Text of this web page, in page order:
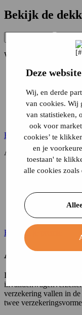
Deze
Wij, en derde
van cookies. Wij
van statistieken,
ook voor
cookies’ te
en je
toestaan' te
alle cookies zoals
Bekijk de
WA (verplicht)
Schade aan
Diefstal,
Schade door
Van de weg of
Een ander van
Bereken je premie
All-Risk (volledig
Schade aan
Schade door
Van de weg of te
Een ander van
Bereken je premie
Alles over de
Iedereen met een
verzekering vallen in de
twee